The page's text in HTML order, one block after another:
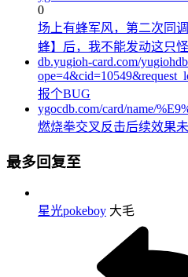
0
场上有蜂军风，第二次同
蜂】后，我不能发动这只
db.yugioh-card.com/
报个BUG
ygocdb.com/card/name/
燃烧拳交叉反击后续效果
最多回复至
星光pokeboy 大毛